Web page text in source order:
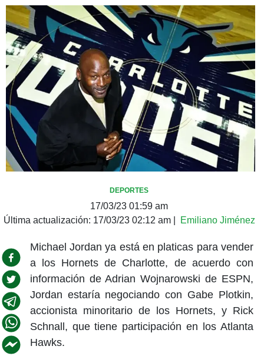
DEPORTES
17/03/23 01:59 am
Última actualización: 17/03/23 02:12 am| Emiliano Jiménez
Michael Jordan ya está en platicas para vender
a los Hornets de Charlotte, de acuerdo con
información de Adrian Wojnarowski de ESPN,
Jordan estaría negociando con Gabe Plotkin,
accionista minoritario de los Hornets, y Rick
Schnall, que tiene participación en los Atlanta
Hawks.